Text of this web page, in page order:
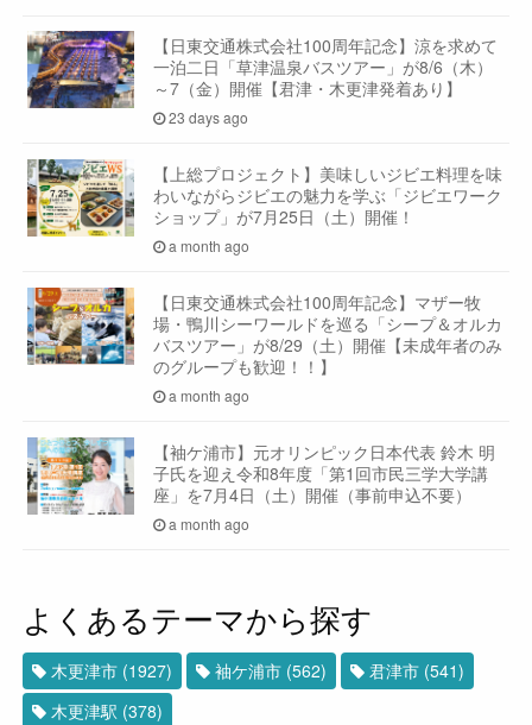
【日東交通株式会社100周年記念】涼を求めて
一泊二日「草津温泉バスツアー」が8/6（木）
～7（金）開催【君津・木更津発着あり】
23 days ago
【上総プロジェクト】美味しいジビエ料理を味
わいながらジビエの魅力を学ぶ「ジビエワーク
ショップ」が7月25日（土）開催！
a month ago
【日東交通株式会社100周年記念】マザー牧
場・鴨川シーワールドを巡る「シープ＆オルカ
バスツアー」が8/29（土）開催【未成年者のみ
のグループも歓迎！！】
a month ago
【袖ケ浦市】元オリンピック日本代表 鈴木 明
子氏を迎え令和8年度「第1回市民三学大学講
座」を7月4日（土）開催（事前申込不要）
a month ago
よくあるテーマから探す
木更津市 (1927) 袖ケ浦市 (562) 君津市 (541)
木更津駅 (378)